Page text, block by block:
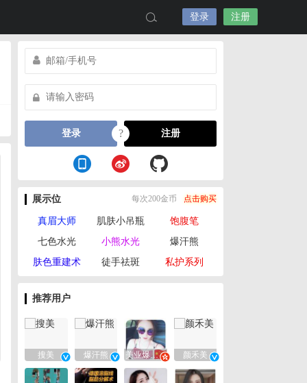
登录 注册
登录 ? 注册
展示位 每次200金币 点击购买
真眉大师 肌肤小吊瓶
饱腹笔
七色水光
小熊水光
爆汗熊
肤色重建术
徒手祛斑 私护系列
推荐用户
搜美 爆汗熊 美业爆款平台 颜禾美